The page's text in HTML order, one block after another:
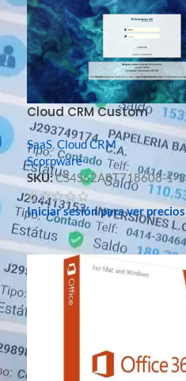
Cloud CRM Custom
SaaS,Cloud CRM
Scorpware
SKU:CS4S62A8T718608-1-1
Iniciar sesión para ver precios